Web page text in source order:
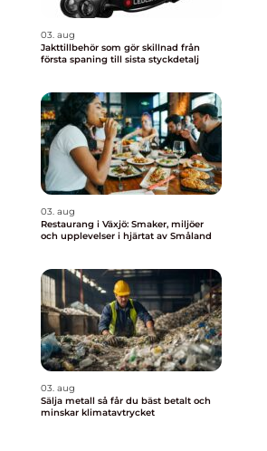
03. aug
Jakttillbehör som gör skillnad från
första spaning till sista styckdetalj
03. aug
Restaurang i Växjö: Smaker, miljöer
och upplevelser i hjärtat av Småland
03. aug
Sälja metall så får du bäst betalt och
minskar klimatavtrycket